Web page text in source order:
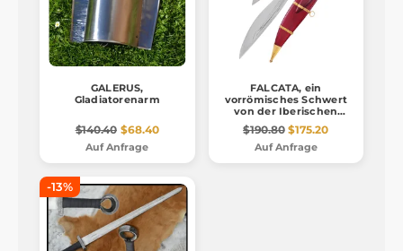
GALERUS,
Gladiatorenarm
$140.40 $68.40
Auf Anfrage
FALCATA, ein
vorrömisches Schwert
von der Iberischen
Halbinsel
$190.80 $175.20
Auf Anfrage
-13%